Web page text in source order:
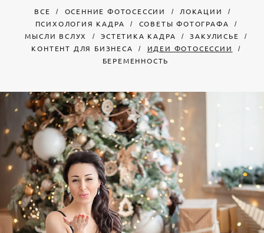
ВСЕ ОСЕННИЕ ФОТОСЕССИИ
ЛОКАЦИИ
ПСИХОЛОГИЯ КАДРА
СОВЕТЫ ФОТОГРАФА
МЫСЛИ ВСЛУХ
ЭСТЕТИКА КАДРА
ЗАКУЛИСЬЕ
КОНТЕНТ ДЛЯ БИЗНЕСА
ИДЕИ ФОТОСЕССИИ
БЕРЕМЕННОСТЬ